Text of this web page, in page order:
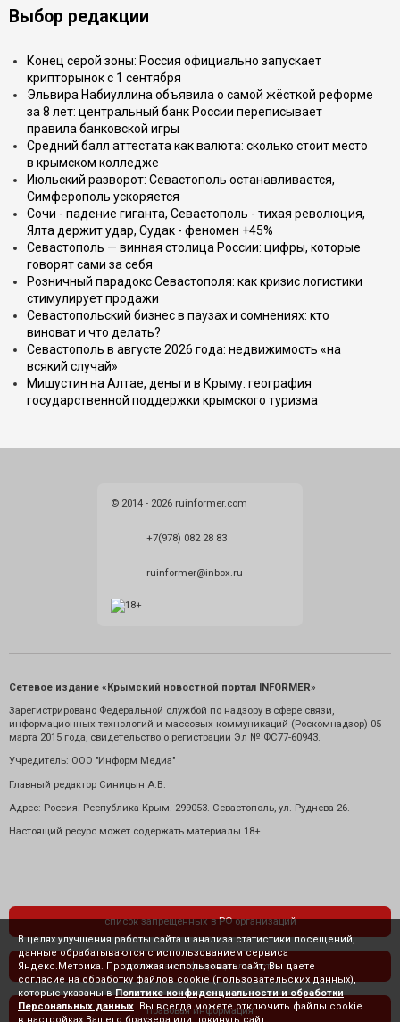
Выбор редакции
Конец серой зоны: Россия официально запускает
крипторынок с 1 сентября
Эльвира Набиуллина объявила о самой жёсткой реформе
за 8 лет: центральный банк России переписывает
правила банковской игры
Средний балл аттестата как валюта: сколько стоит место
в крымском колледже
Июльский разворот: Севастополь останавливается,
Симферополь ускоряется
Сочи - падение гиганта, Севастополь - тихая революция,
Ялта держит удар, Судак - феномен +45%
Севастополь — винная столица России: цифры, которые
говорят сами за себя
Розничный парадокс Севастополя: как кризис логистики
стимулирует продажи
Севастопольский бизнес в паузах и сомнениях: кто
виноват и что делать?
Севастополь в августе 2026 года: недвижимость «на
всякий случай»
Мишустин на Алтае, деньги в Крыму: география
государственной поддержки крымского туризма
© 2014 - 2026 ruinformer.com
+7(978) 082 28 83
ruinformer@inbox.ru
Сетевое издание «Крымский новостной портал INFORMER»
Зарегистрировано Федеральной службой по надзору в сфере связи,
информационных технологий и массовых коммуникаций (Роскомнадзор) 05
марта 2015 года, свидетельство о регистрации Эл № ФС77-60943.
Учредитель: ООО "Информ Медиа"
Главный редактор Синицын А.В.
Адрес: Россия. Республика Крым. 299053. Севастополь, ул. Руднева 26.
Настоящий ресурс может содержать материалы 18+
список запрещенных в РФ организаций
политика конфиденциальности
правовая информация
В целях улучшения работы сайта и анализа статистики посещений,
данные обрабатываются с использованием сервиса
Яндекс.Метрика. Продолжая использовать сайт, Вы даете
согласие на обработку файлов cookie (пользовательских данных),
которые указаны в Политике конфиденциальности и обработки
Персональных данных . Вы всегда можете отключить файлы cookie
в настройках Вашего браузера или покинуть сайт.